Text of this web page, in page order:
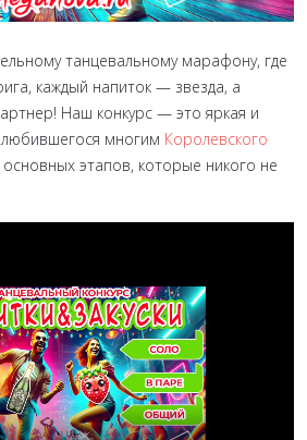
танцевальному марафону, где
каждый напиток — звезда, а
Наш конкурс — это яркая и
многим Королевского
этапов, которые никого не